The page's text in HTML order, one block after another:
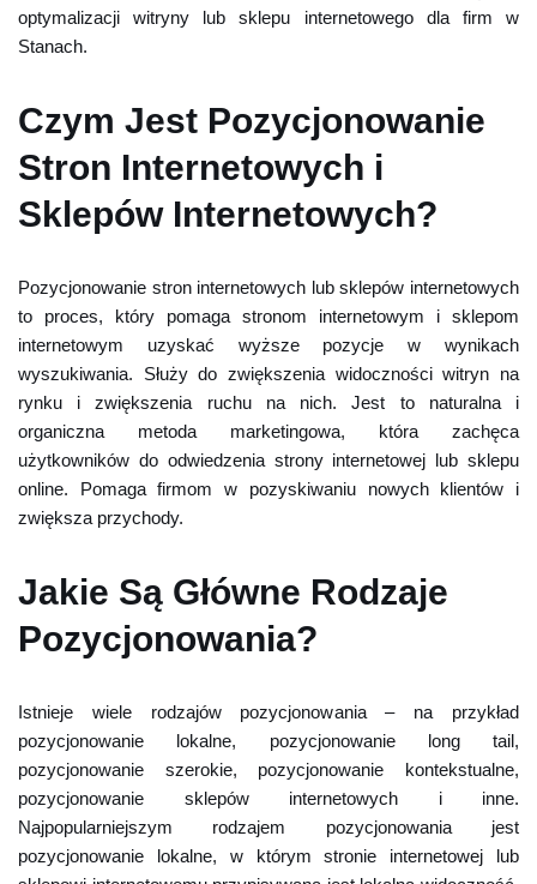
optymalizacji witryny lub sklepu internetowego dla firm w
Stanach.
Czym Jest Pozycjonowanie
Stron Internetowych i
Sklepów Internetowych?
Pozycjonowanie stron internetowych lub sklepów internetowych
to proces, który pomaga stronom internetowym i sklepom
internetowym uzyskać wyższe pozycje w wynikach
wyszukiwania. Służy do zwiększenia widoczności witryn na
rynku i zwiększenia ruchu na nich. Jest to naturalna i
organiczna metoda marketingowa, która zachęca
użytkowników do odwiedzenia strony internetowej lub sklepu
online. Pomaga firmom w pozyskiwaniu nowych klientów i
zwiększa przychody.
Jakie Są Główne Rodzaje
Pozycjonowania?
Istnieje wiele rodzajów pozycjonowania – na przykład
pozycjonowanie lokalne, pozycjonowanie long tail,
pozycjonowanie szerokie, pozycjonowanie kontekstualne,
pozycjonowanie sklepów internetowych i inne.
Najpopularniejszym rodzajem pozycjonowania jest
pozycjonowanie lokalne, w którym stronie internetowej lub